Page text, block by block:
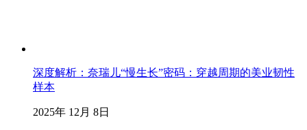
深度解析：奈瑞儿“慢生长”密码：穿越周期的美业韧性
样本
2025年 12月 8日